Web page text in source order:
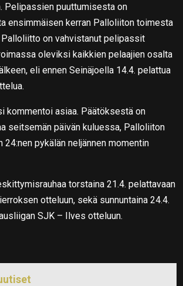
Pelipassien puuttumisesta on
ensimmäisen kerran Palloliiton toimesta
Palloliitto on vahvistanut pelipassit
oleviksi kaikkien pelaajien osalta
eli ennen Seinäjoella 14.4. pelattua
kommentoi asiaa. Päätöksestä on
seitsemän päivän kuluessa, Palloliiton
24:nen pykälän neljännen momentin
torstaina 21.4. pelattavaan
otteluun, sekä sunnuntaina 24.4.
SJK – Ilves otteluun.